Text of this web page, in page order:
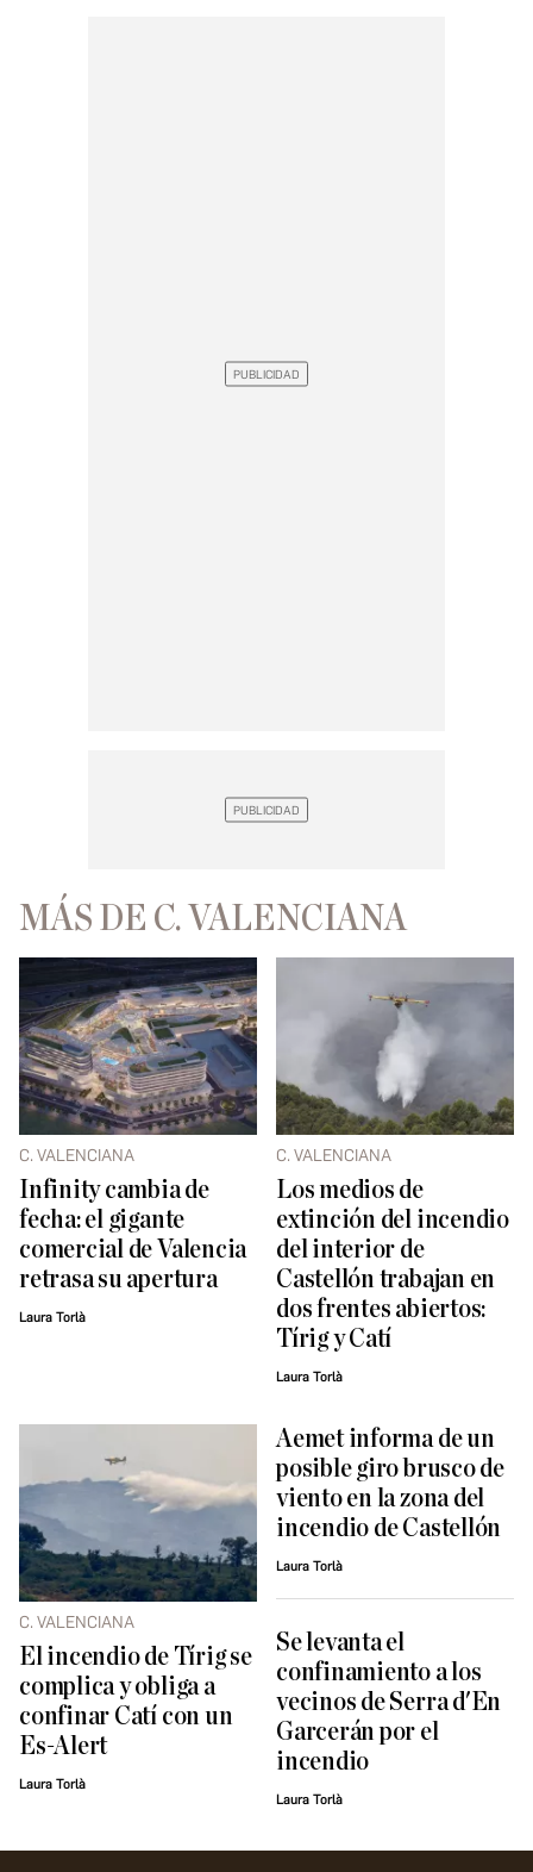
MÁS DE C. VALENCIANA
C. VALENCIANA
Infinity cambia de
fecha: el gigante
comercial de Valencia
retrasa su apertura
Laura Torlà
C. VALENCIANA
Los medios de
extinción del incendio
del interior de
Castellón trabajan en
dos frentes abiertos:
Tírig y Catí
Laura Torlà
C. VALENCIANA
El incendio de Tírig se
complica y obliga a
confinar Catí con un
Es-Alert
Laura Torlà
Aemet informa de un
posible giro brusco de
viento en la zona del
incendio de Castellón
Laura Torlà
Se levanta el
confinamiento a los
vecinos de Serra d'En
Garcerán por el
incendio
Laura Torlà